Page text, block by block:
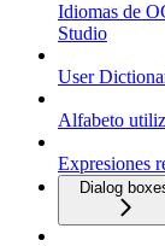
Idiomas de
Studio
User
Alfabeto
Expresiones
Dialog